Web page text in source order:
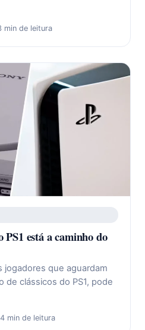
min de leitura
está a caminho do
jogadores que aguardam
de clássicos do PS1, pode
4 min de leitura